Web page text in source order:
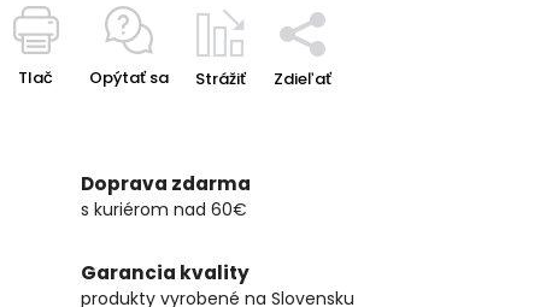
Tlač Opýtať sa Strážiť Zdieľať
Doprava zdarma
s kuriérom nad 60€
Garancia kvality
produkty vyrobené na Slovensku